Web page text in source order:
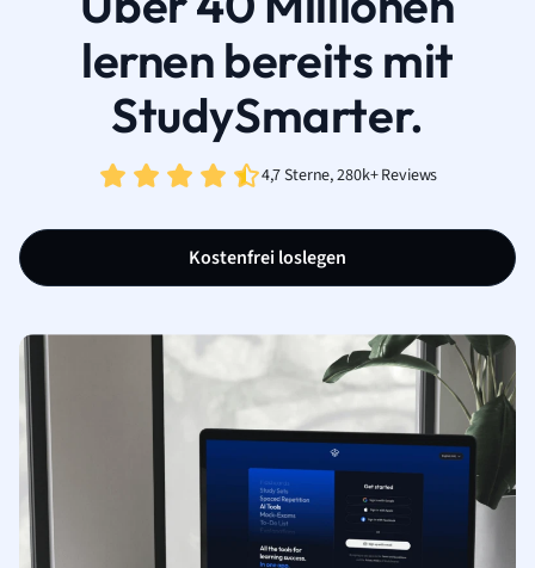
lernen bereits mit
StudySmarter.
4,7 Sterne, 280k+ Reviews
Kostenfrei loslegen